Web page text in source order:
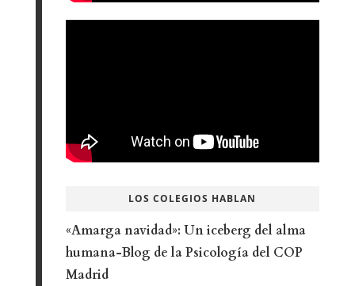
LOS COLEGIOS HABLAN
«Amarga navidad»: Un iceberg del alma
humana-Blog de la Psicología del COP
Madrid